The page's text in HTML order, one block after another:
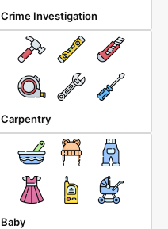
Crime Investigation
Carpentry
Baby